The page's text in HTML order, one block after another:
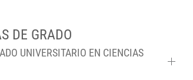
DE GRADO
UNIVERSITARIO EN CIENCIAS